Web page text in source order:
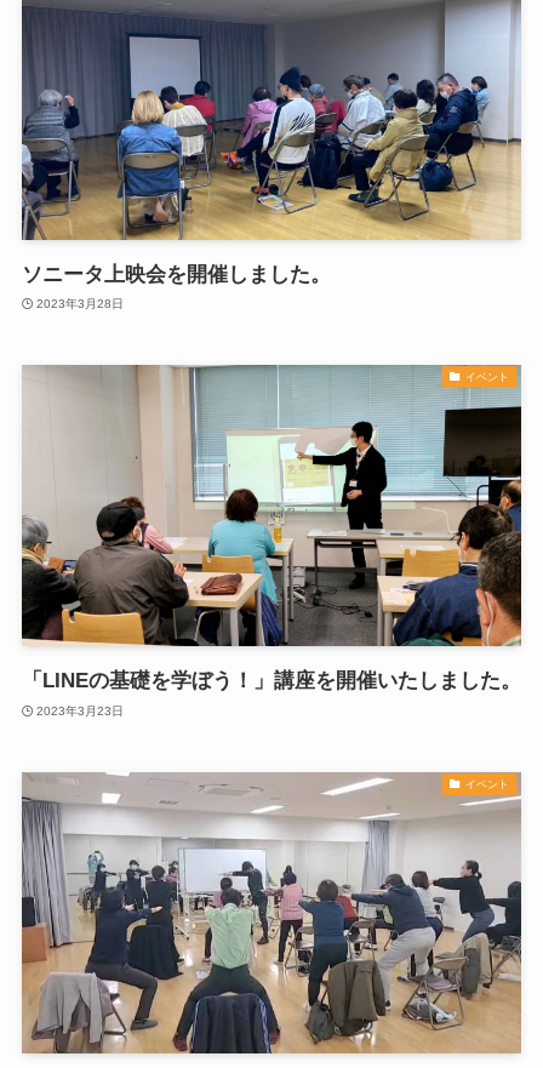
ソニータ上映会を開催しました。
2023年3月28日
イベント
「LINEの基礎を学ぼう！」講座を開催いたしました。
2023年3月23日
イベント